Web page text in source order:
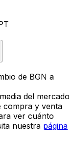
de BGN a
del mercado
compra y venta
ver cuánto
nuestra página